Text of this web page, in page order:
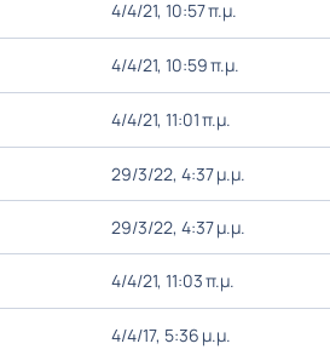
4/4/21, 10:57 π.μ.
4/4/21, 10:59 π.μ.
4/4/21, 11:01 π.μ.
29/3/22, 4:37 μ.μ.
29/3/22, 4:37 μ.μ.
4/4/21, 11:03 π.μ.
4/4/17, 5:36 μ.μ.